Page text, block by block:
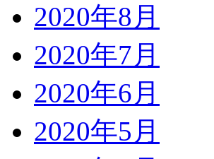
2020年8月
2020年7月
2020年6月
2020年5月